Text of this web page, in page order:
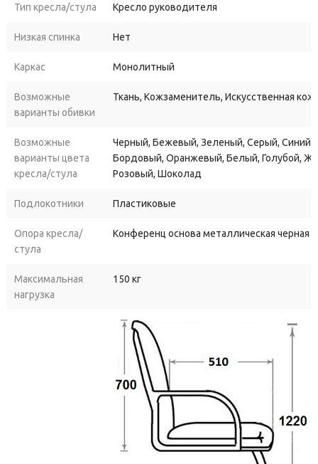
Тип кресла/стула Кресло руководителя
Низкая спинка Нет
Каркас Монолитный
Возможные
варианты обивки
Ткань, Кожзаменитель, Искусственная
Возможные
варианты цвета
кресла/стула
Черный, Бежевый, Зеленый, Серый, Синий,
Бордовый, Оранжевый, Белый, Голубой,
Розовый, Шоколад
Подлокотники Пластиковые
Опора кресла/
стула
Конференц основа металлическая черная
Максимальная
нагрузка
150 кг